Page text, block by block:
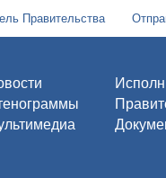
Правительства